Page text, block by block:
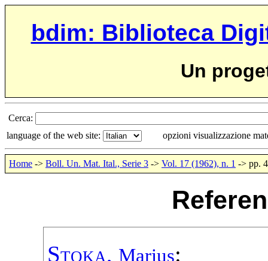
bdim: Biblioteca
Un
Cerca:
language of the web site:
opzioni visualizzazione
Home -> Boll. Un. Mat. Ital., Serie 3 -> Vol. 17 (1962), n. 1 -> pp.
Stoka, Marius: